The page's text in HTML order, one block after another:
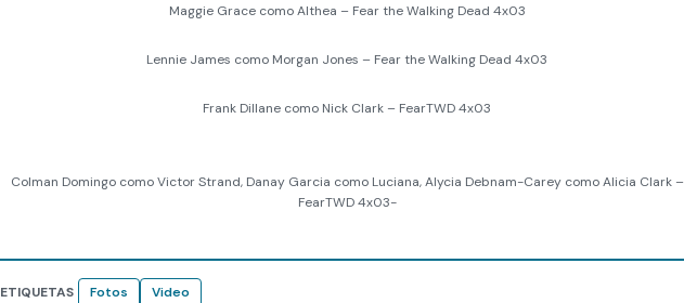
Maggie Grace como Althea – Fear the Walking Dead 4x03
Lennie James como Morgan Jones – Fear the Walking Dead 4x03
Frank Dillane como Nick Clark – FearTWD 4x03
Colman Domingo como Victor Strand, Danay Garcia como Luciana, Alycia Debnam-Carey como Alicia Clark –
FearTWD 4x03-
ETIQUETAS Fotos Video